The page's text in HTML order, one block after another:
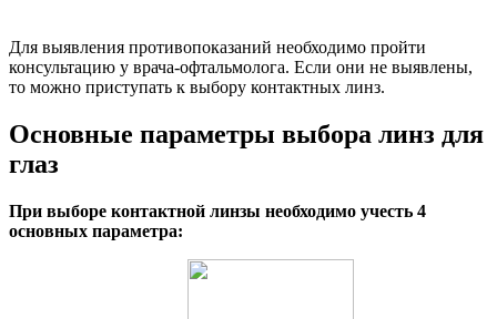
Для выявления противопоказаний необходимо пройти
консультацию у врача-офтальмолога. Если они не выявлены,
то можно приступать к выбору контактных линз.
Основные параметры выбора линз для
глаз
При выборе контактной линзы необходимо учесть 4
основных параметра: